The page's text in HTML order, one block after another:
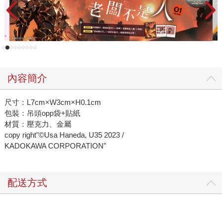
內容簡介
尺寸：L7cm×W3cm×H0.1cm
包裝：吊頭opp袋+貼紙
材質：壓克力、金屬
copy right"©Usa Haneda, U35 2023 /
KADOKAWA CORPORATION"
配送方式